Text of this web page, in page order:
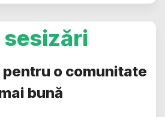
sesizări
o comunitate
bună